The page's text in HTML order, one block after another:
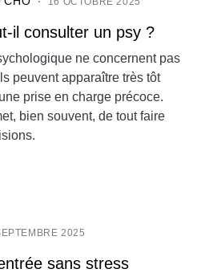
il consulter un psy ?
ne concernent pas
peuvent apparaître très tôt
prise en charge précoce.
bien souvent, de tout faire
2025
sans stress